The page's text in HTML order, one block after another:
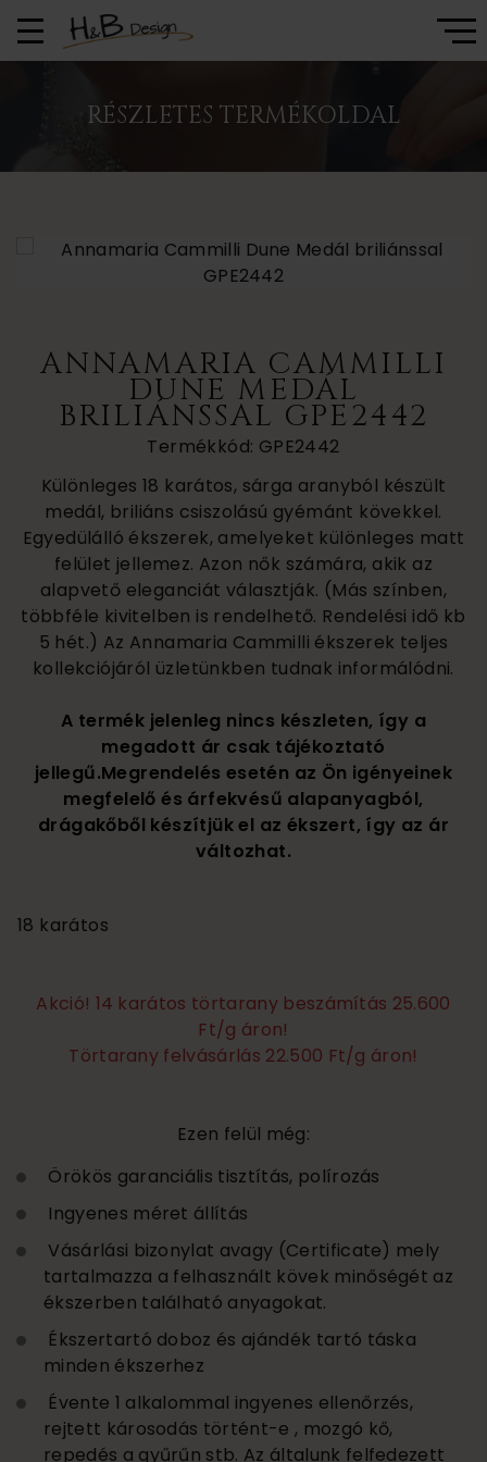
RÉSZLETES TERMÉKOLDAL
ANNAMARIA CAMMILLI
DUNE MEDÁL
BRILIÁNSSAL GPE2442
Termékkód: GPE2442
Különleges 18 karátos, sárga aranyból készült
medál, briliáns csiszolású gyémánt kövekkel.
Egyedülálló ékszerek, amelyeket különleges matt
felület jellemez. Azon nők számára, akik az
alapvető eleganciát választják. (Más színben,
többféle kivitelben is rendelhető. Rendelési idő kb
5 hét.) Az Annamaria Cammilli ékszerek teljes
kollekciójáról üzletünkben tudnak informálódni.
A termék jelenleg nincs készleten, így a
megadott ár csak tájékoztató
jellegű.Megrendelés esetén az Ön igényeinek
megfelelő és árfekvésű alapanyagból,
drágakőből készítjük el az ékszert, így az ár
változhat.
18 karátos
Akció! 14 karátos törtarany beszámítás 25.600
Ft/g áron!
Törtarany felvásárlás 22.500 Ft/g áron!
Ezen felül még:
Örökös garanciális tisztítás, polírozás
Ingyenes méret állítás
Vásárlási bizonylat avagy (Certificate) mely
tartalmazza a felhasznált kövek minőségét az
ékszerben található anyagokat.
Ékszertartó doboz és ajándék tartó táska
minden ékszerhez
Évente 1 alkalommal ingyenes ellenőrzés,
rejtett károsodás történt-e , mozgó kő,
repedés a gyűrűn stb. Az általunk felfedezett